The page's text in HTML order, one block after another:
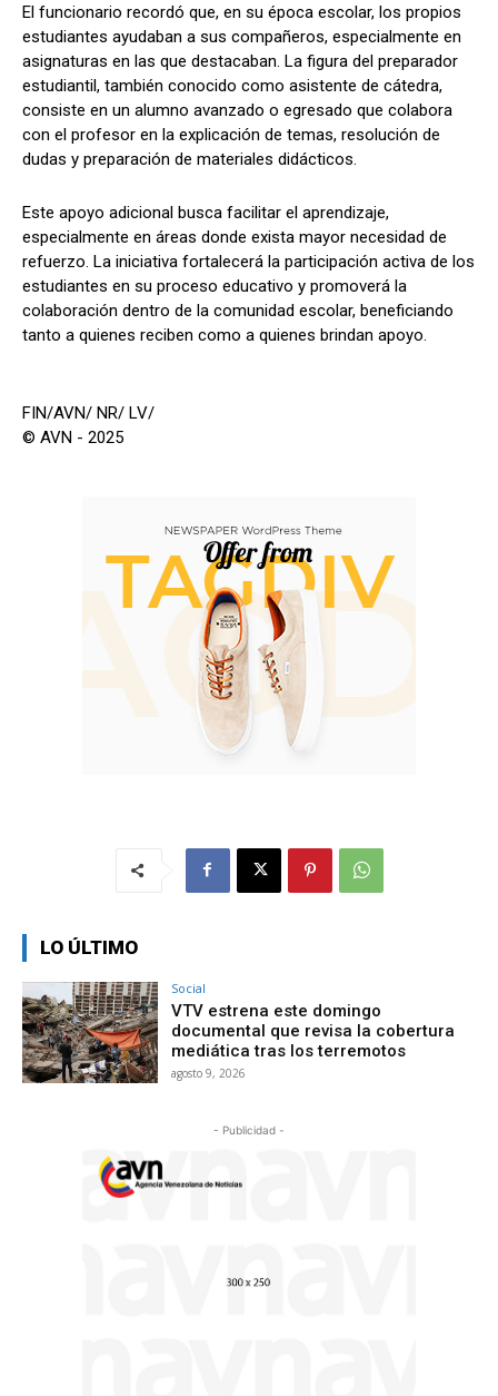
El funcionario recordó que, en su época escolar, los propios
estudiantes ayudaban a sus compañeros, especialmente en
asignaturas en las que destacaban. La figura del preparador
estudiantil, también conocido como asistente de cátedra,
consiste en un alumno avanzado o egresado que colabora
con el profesor en la explicación de temas, resolución de
dudas y preparación de materiales didácticos.
Este apoyo adicional busca facilitar el aprendizaje,
especialmente en áreas donde exista mayor necesidad de
refuerzo. La iniciativa fortalecerá la participación activa de los
estudiantes en su proceso educativo y promoverá la
colaboración dentro de la comunidad escolar, beneficiando
tanto a quienes reciben como a quienes brindan apoyo.
FIN/AVN/ NR/ LV/
© AVN - 2025
LO ÚLTIMO
Social
VTV estrena este domingo
documental que revisa la cobertura
mediática tras los terremotos
agosto 9, 2026
- Publicidad -